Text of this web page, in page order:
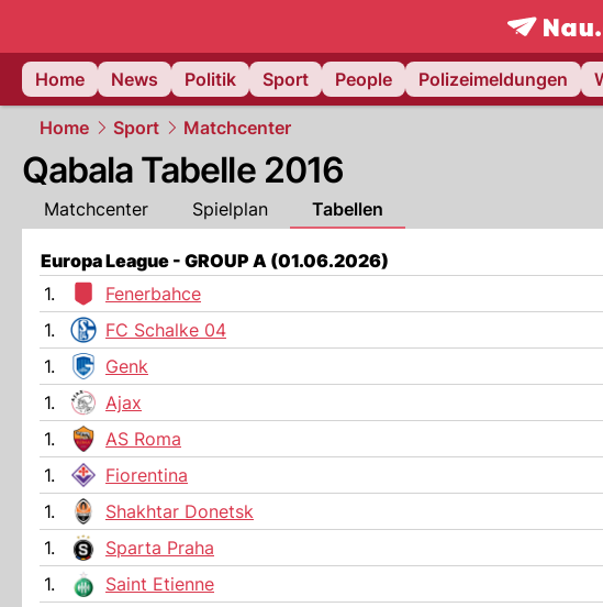
frontpage.
Home
News Politik Sport People Polizeimeldungen
Home Sport Matchcenter
Qabala Tabelle 2016
Matchcenter
Spielplan Tabellen
Europa League - GROUP A (01.06.2026)
1.
Fenerbahce
1.
FC Schalke 04
1.
Genk
1.
Ajax
1.
AS Roma
1.
Fiorentina
1.
Shakhtar Donetsk
1.
Sparta Praha
1.
Saint Etienne